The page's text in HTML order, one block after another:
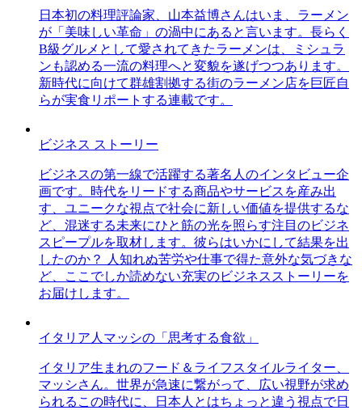
日本初の料理評論家、山本益博さんはいま、ラーメン
が「美味しい革命」の渦中にあると言います。長らく
B級グルメとして愛されてきたラーメンは、ミシュラ
ンも認める一流の料理へと変貌を遂げつつあります。
新時代に向けて群雄割拠する街のラーメン店を巨匠自
らが実食リポートする連載です。
ビジネス ストーリー
ビジネスの第一線で活躍する著名人のインタビュー企
画です。時代をリードする商品やサービスを産み出
す、ユニークな視点で社会に新しい価値を提供するな
ど、混迷する未来にひと筋の光を照らす注目のビジネ
スピープルを取材します。彼らはいかにして結果を出
したのか？ 人知れぬ苦労や仕事で得た意外な気づきな
ど、ここでしか読めない充実のビジネスストーリーを
お届けします。
イタリア人マッシの「思考する食欲」
イタリア生まれのフード＆ライフスタイルライター、
マッシさん。世界が急速に繋がって、広い視野が求め
られるこの時代に、日本人とはちょっと違う視点で日